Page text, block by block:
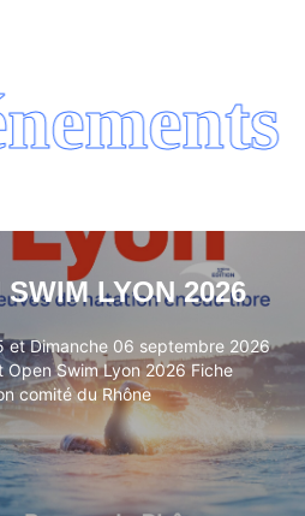
SWIM LYON 2026
et Dimanche 06 septembre 2026
Open Swim Lyon 2026 Fiche
comité du Rhône
SWIM LYON 2026
et Dimanche 06 septembre 2026
Open Swim Lyon 2026 Fiche
comité du Rhône